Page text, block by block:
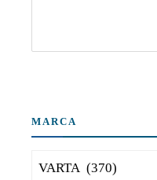
MARCA